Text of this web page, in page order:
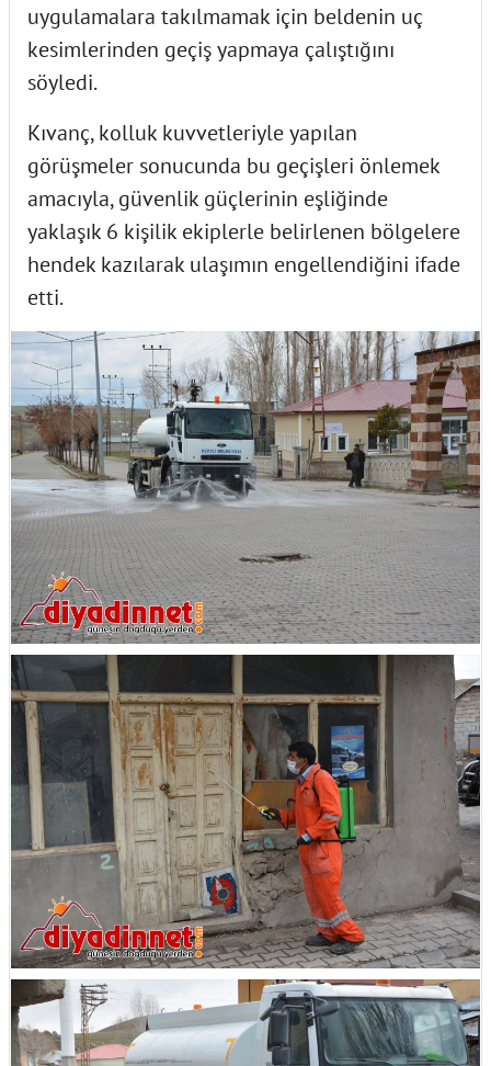
uygulamalara takılmamak için beldenin uç
kesimlerinden geçiş yapmaya çalıştığını
söyledi.
Kıvanç, kolluk kuvvetleriyle yapılan
görüşmeler sonucunda bu geçişleri önlemek
amacıyla, güvenlik güçlerinin eşliğinde
yaklaşık 6 kişilik ekiplerle belirlenen bölgelere
hendek kazılarak ulaşımın engellendiğini ifade
etti.